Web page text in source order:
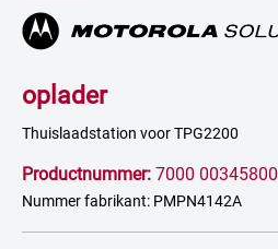
oplader
Thuislaadstation voor TPG2200
Productnummer: 7000 00345800
Nummer fabrikant: PMPN4142A